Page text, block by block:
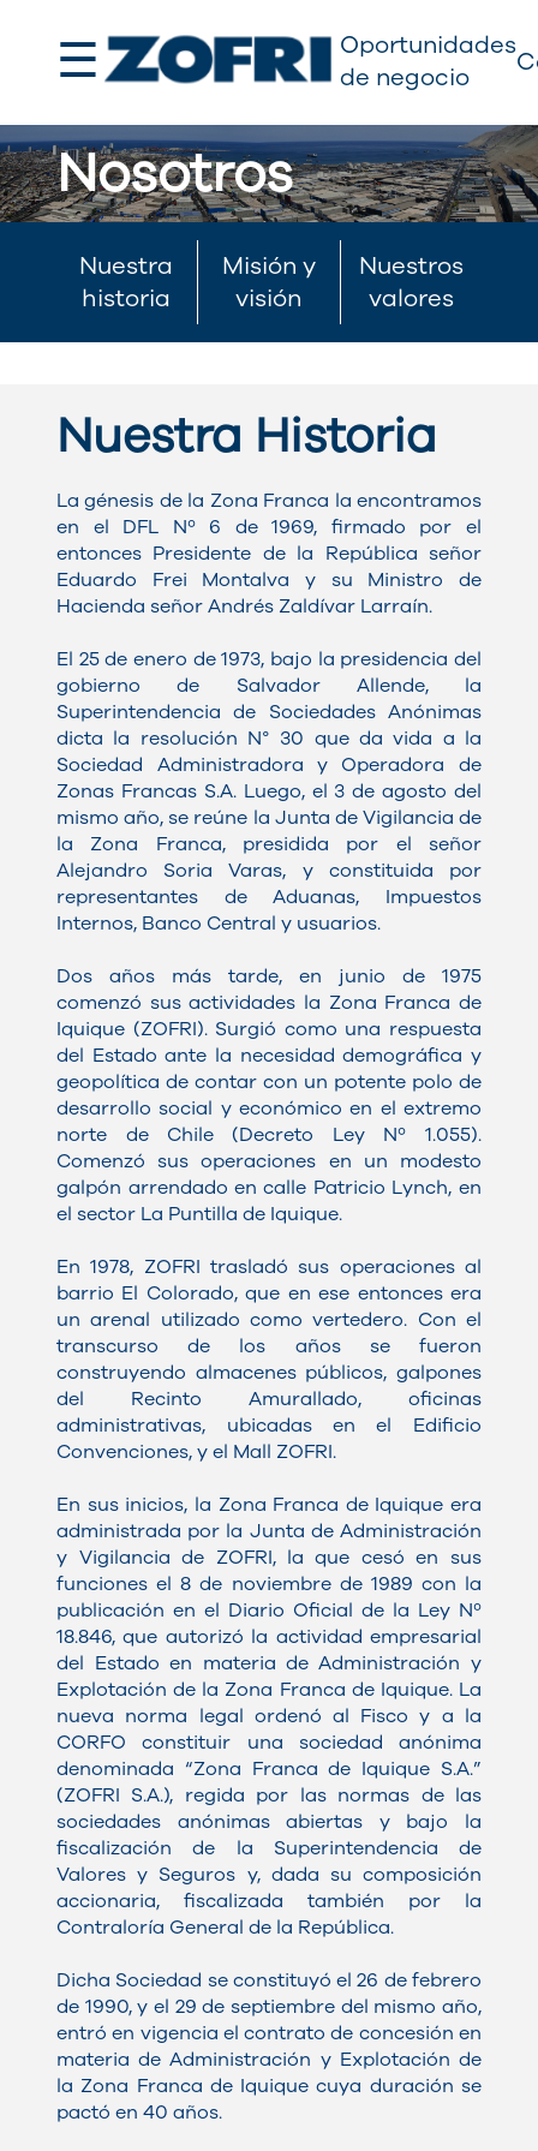
☰
Oportunidades
de negocio
Nosotros
Nuestra
historia
Misión y
visión
Nuestros
valores
Nuestra Historia
La génesis de la Zona Franca la encontramos
en el DFL Nº 6 de 1969, firmado por el
entonces Presidente de la República señor
Eduardo Frei Montalva y su Ministro de
Hacienda señor Andrés Zaldívar Larraín.
El 25 de enero de 1973, bajo la presidencia del
gobierno de Salvador Allende, la
Superintendencia de Sociedades Anónimas
dicta la resolución N° 30 que da vida a la
Sociedad Administradora y Operadora de
Zonas Francas S.A. Luego, el 3 de agosto del
mismo año, se reúne la Junta de Vigilancia de
la Zona Franca, presidida por el señor
Alejandro Soria Varas, y constituida por
representantes de Aduanas, Impuestos
Internos, Banco Central y usuarios.
Dos años más tarde, en junio de 1975
comenzó sus actividades la Zona Franca de
Iquique (ZOFRI). Surgió como una respuesta
del Estado ante la necesidad demográfica y
geopolítica de contar con un potente polo de
desarrollo social y económico en el extremo
norte de Chile (Decreto Ley Nº 1.055).
Comenzó sus operaciones en un modesto
galpón arrendado en calle Patricio Lynch, en
el sector La Puntilla de Iquique.
En 1978, ZOFRI trasladó sus operaciones al
barrio El Colorado, que en ese entonces era
un arenal utilizado como vertedero. Con el
transcurso de los años se fueron
construyendo almacenes públicos, galpones
del Recinto Amurallado, oficinas
administrativas, ubicadas en el Edificio
Convenciones, y el Mall ZOFRI.
En sus inicios, la Zona Franca de Iquique era
administrada por la Junta de Administración
y Vigilancia de ZOFRI, la que cesó en sus
funciones el 8 de noviembre de 1989 con la
publicación en el Diario Oficial de la Ley Nº
18.846, que autorizó la actividad empresarial
del Estado en materia de Administración y
Explotación de la Zona Franca de Iquique. La
nueva norma legal ordenó al Fisco y a la
CORFO constituir una sociedad anónima
denominada “Zona Franca de Iquique S.A.”
(ZOFRI S.A.), regida por las normas de las
sociedades anónimas abiertas y bajo la
fiscalización de la Superintendencia de
Valores y Seguros y, dada su composición
accionaria, fiscalizada también por la
Contraloría General de la República.
Dicha Sociedad se constituyó el 26 de febrero
de 1990, y el 29 de septiembre del mismo año,
entró en vigencia el contrato de concesión en
materia de Administración y Explotación de
la Zona Franca de Iquique cuya duración se
pactó en 40 años.